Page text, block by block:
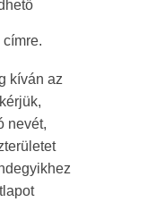
kíván az
nevét,